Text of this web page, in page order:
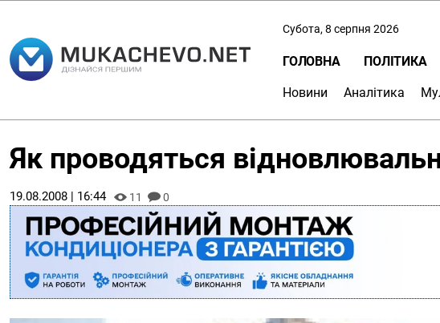
Субота, 8 серпня 2026
ГОЛОВНА ПОЛІТИКА
Новини Аналітика
Як проводяться
19.08.2008 | 16:44 11 0